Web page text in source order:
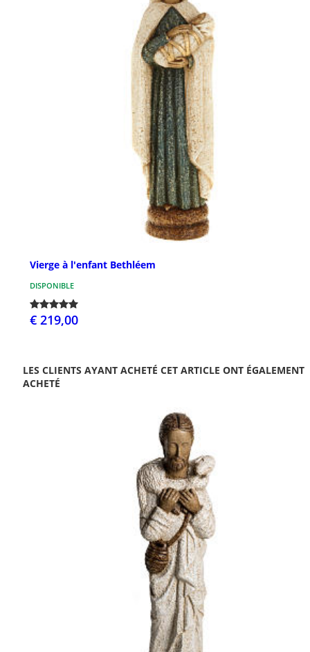
Vierge à l'enfant Bethléem
DISPONIBLE
€ 219,00
LES CLIENTS AYANT ACHETÉ CET ARTICLE ONT ÉGALEMENT
ACHETÉ